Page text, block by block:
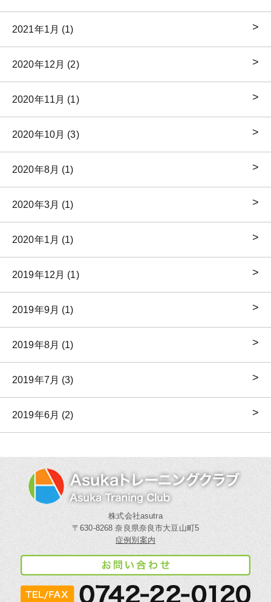
2021年1月 (1)
2020年12月 (2)
2020年11月 (1)
2020年10月 (3)
2020年8月 (1)
2020年3月 (1)
2020年1月 (1)
2019年12月 (1)
2019年9月 (1)
2019年8月 (1)
2019年7月 (3)
2019年6月 (2)
株式会社asutra
〒630-8268 奈良県奈良市大豆山町5
症例別案内